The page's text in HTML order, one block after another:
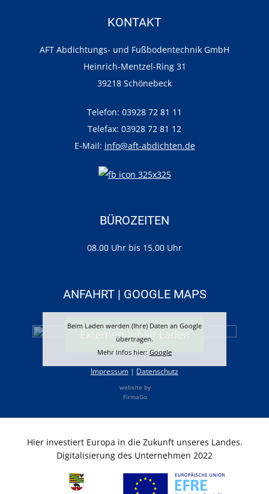
KONTAKT
AFT Abdichtungs- und Fußbodentechnik GmbH
Heinrich-Mentzel-Ring 31
39218 Schönebeck
Telefon: 03928 72 81 11
Telefax: 03928 72 81 12
E-Mail: info@aft-abdichten.de
BÜROZEITEN
08.00 Uhr bis 15.00 Uhr
ANFAHRT | GOOGLE MAPS
Externen Inhalt Laden
Beim Laden werden (Ihre) Daten an Google
übertragen.
Mehr Infos hier: Google
Impressum | Datenschutz
website by
FirmaGo
Hier investiert Europa in die Zukunft unseres Landes.
Digitalisierung des Unternehmen 2022